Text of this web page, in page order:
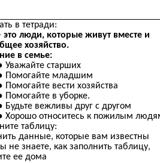
в тетради:
это люди, которые живут вместе и
хозяйство.
в семье:
Уважайте старших
Помогайте младшим
Помогайте вести хозяйства
Помогайте в уборке.
Будьте вежливы друг с другом
Хорошо относитесь к пожилым
таблицу:
данные, которые вам известны
не знаете, как заполнить таблицу,
ее дома